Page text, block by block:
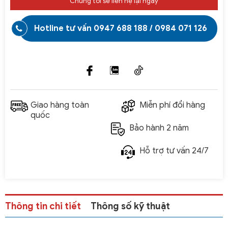
Hotline tư vấn 0947 688 188 / 0984 071 126
Giao hàng toàn
quốc
Miễn phí đổi hàng
Bảo hành 2 năm
Hỗ trợ tư vấn 24/7
Thông tin chi tiết Thông số kỹ thuật